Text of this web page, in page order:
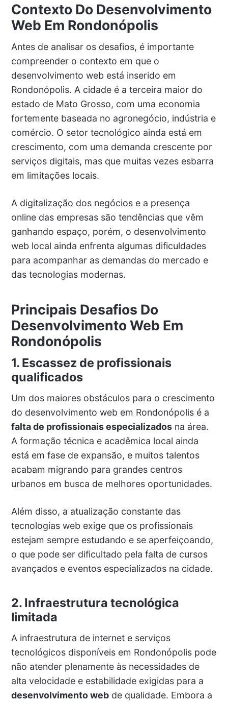
Contexto Do Desenvolvimento
Web Em Rondonópolis
Antes de analisar os desafios, é importante
compreender o contexto em que o
desenvolvimento web está inserido em
Rondonópolis. A cidade é a terceira maior do
estado de Mato Grosso, com uma economia
fortemente baseada no agronegócio, indústria e
comércio. O setor tecnológico ainda está em
crescimento, com uma demanda crescente por
serviços digitais, mas que muitas vezes esbarra
em limitações locais.
A digitalização dos negócios e a presença
online das empresas são tendências que vêm
ganhando espaço, porém, o desenvolvimento
web local ainda enfrenta algumas dificuldades
para acompanhar as demandas do mercado e
das tecnologias modernas.
Principais Desafios Do
Desenvolvimento Web Em
Rondonópolis
1. Escassez de profissionais
qualificados
Um dos maiores obstáculos para o crescimento
do desenvolvimento web em Rondonópolis é a
falta de profissionais especializadosna área.
A formação técnica e acadêmica local ainda
está em fase de expansão, e muitos talentos
acabam migrando para grandes centros
urbanos em busca de melhores oportunidades.
Além disso, a atualização constante das
tecnologias web exige que os profissionais
estejam sempre estudando e se aperfeiçoando,
o que pode ser dificultado pela falta de cursos
avançados e eventos especializados na cidade.
2. Infraestrutura tecnológica
limitada
A infraestrutura de internet e serviços
tecnológicos disponíveis em Rondonópolis pode
não atender plenamente às necessidades de
alta velocidade e estabilidade exigidas para a
desenvolvimento webde qualidade. Embora a